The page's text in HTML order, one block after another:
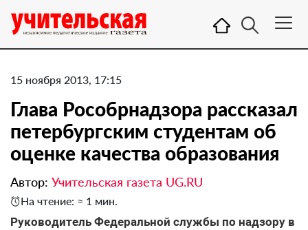
15 ноября 2013, 17:15
Глава Рособрнадзора рассказал
петербургским студентам об
оценке качества образования
Автор: Учительская газета UG.RU
На чтение: ≈ 1 мин.
Руководитель Федеральной службы по надзору в